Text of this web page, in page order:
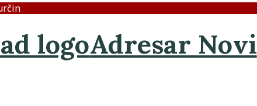
Adresar Novi